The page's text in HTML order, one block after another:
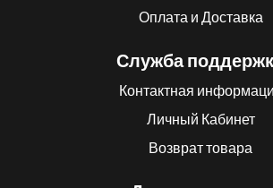
Оплата и Доставка
Служба
Контактная
Личный Кабинет
Возврат товара